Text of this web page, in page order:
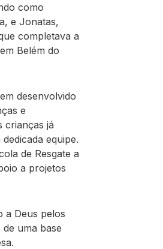
como
e Jonatas,
completava a
Belém do
desenvolvido
e
crianças já
equipe.
de Resgate a
a projetos
a Deus pelos
uma base